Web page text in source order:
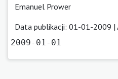
Emanuel Prower
Data publikacji: 01-01-2009 |
2009-01-01